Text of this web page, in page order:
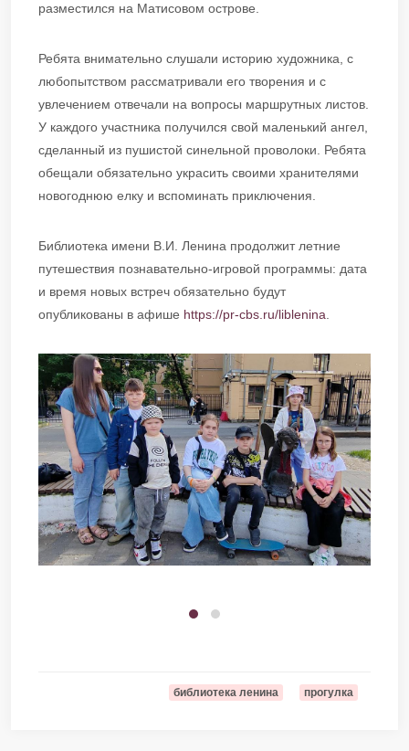
разместился на Матисовом острове.
Ребята внимательно слушали историю художника, с
любопытством рассматривали его творения и с
увлечением отвечали на вопросы маршрутных листов.
У каждого участника получился свой маленький ангел,
сделанный из пушистой синельной проволоки. Ребята
обещали обязательно украсить своими хранителями
новогоднюю елку и вспоминать приключения.
Библиотека имени В.И. Ленина продолжит летние
путешествия познавательно-игровой программы: дата
и время новых встреч обязательно будут
опубликованы в афише https://pr-cbs.ru/liblenina
библиотека ленина прогулка